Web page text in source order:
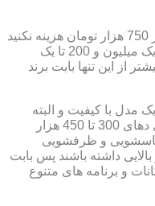
برای خرید اجاق گازهای داخلی بیشتر از 750 هزار تومان هزینه نکنید
اما مدل های وارداتی به درد بخور را از یک میلیون و 200 تا یک
بیشتر از این تنها بابت برند
مدل با کیفیت و البته
مخزن دار را انتخاب کنید به راحتی مدل دهای 300 تا 450 هزار
و ظرفشویی
داشته باشند پس بابت
و برنامه های متنوع